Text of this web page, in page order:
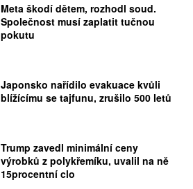
Meta škodí dětem, rozhodl soud.
Společnost musí zaplatit tučnou
pokutu
Japonsko nařídilo evakuace kvůli
blížícímu se tajfunu, zrušilo 500 letů
Trump zavedl minimální ceny
výrobků z polykřemíku, uvalil na ně
15procentní clo